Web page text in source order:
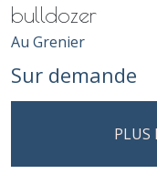
bulldozer
Au Grenier
Sur demande
PLUS